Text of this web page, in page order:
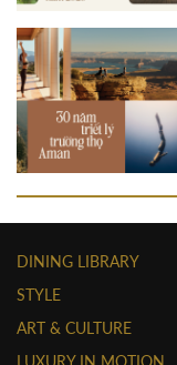
DINING LIBRARY
STYLE
ART & CULTURE
LUXURY IN MOTION